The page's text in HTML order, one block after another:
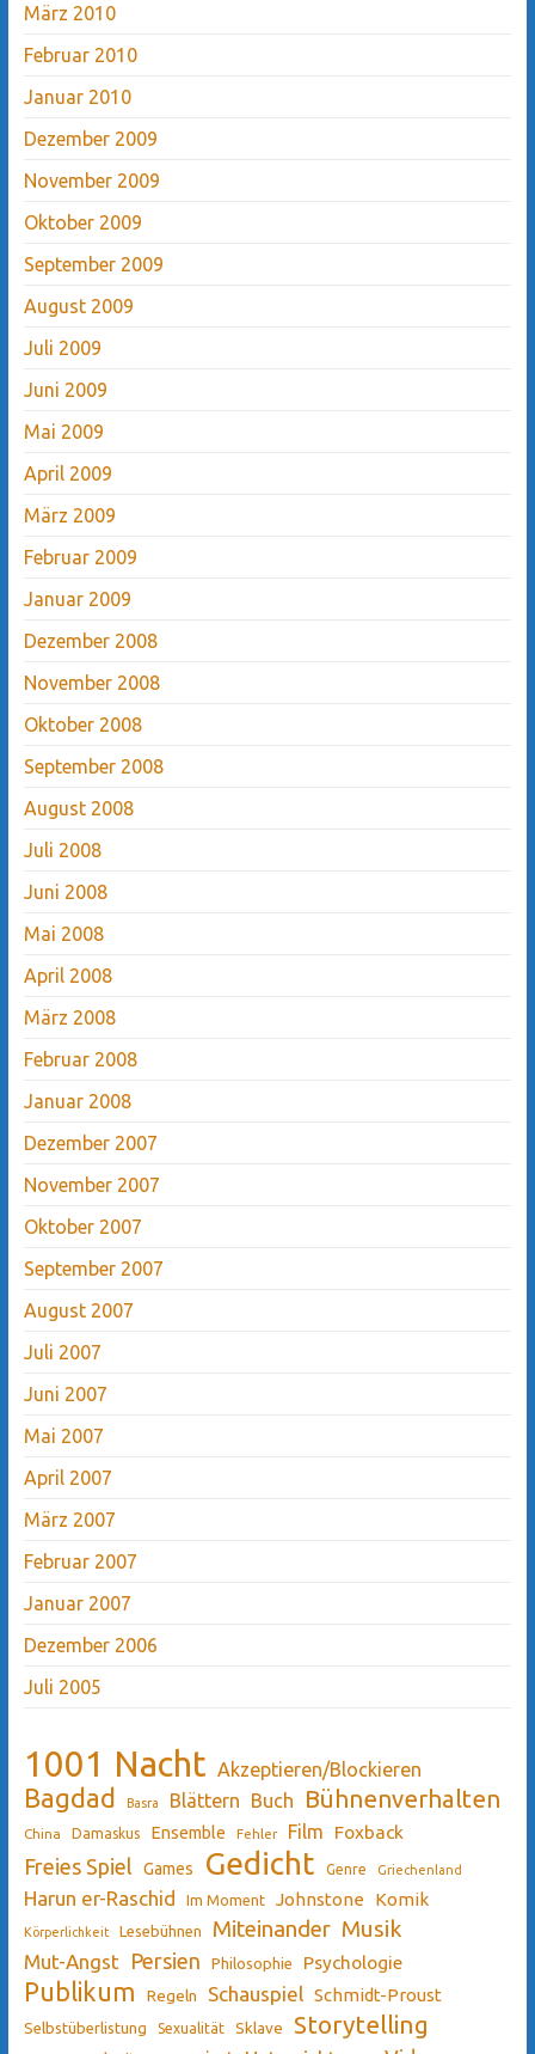
März 2010
Februar 2010
Januar 2010
Dezember 2009
November 2009
Oktober 2009
September 2009
August 2009
Juli 2009
Juni 2009
Mai 2009
April 2009
März 2009
Februar 2009
Januar 2009
Dezember 2008
November 2008
Oktober 2008
September 2008
August 2008
Juli 2008
Juni 2008
Mai 2008
April 2008
März 2008
Februar 2008
Januar 2008
Dezember 2007
November 2007
Oktober 2007
September 2007
August 2007
Juli 2007
Juni 2007
Mai 2007
April 2007
März 2007
Februar 2007
Januar 2007
Dezember 2006
Juli 2005
1001 Nacht Akzeptieren/Blockieren
Bagdad Basra Blättern Buch Bühnenverhalten
China Damaskus Ensemble Fehler Film Foxback
Freies Spiel Games Gedicht Genre Griechenland
Harun er-Raschid Im Moment Johnstone Komik
Körperlichkeit Lesebühnen Miteinander Musik
Mut-Angst Persien Philosophie Psychologie
Publikum Regeln Schauspiel Schmidt-Proust
Selbstüberlistung Sexualität Sklave Storytelling